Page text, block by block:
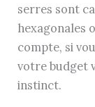
serres sont
hexagonales
compte, si
votre budget
instinct.